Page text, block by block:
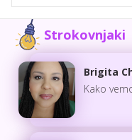
Strokovnjaki
Brigita
Kako